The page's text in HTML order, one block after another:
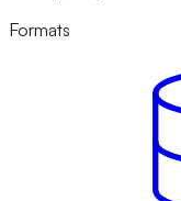
Formats